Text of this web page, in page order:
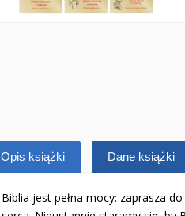
Opis książki Dane książki
Biblia jest pełna mocy: zaprasza